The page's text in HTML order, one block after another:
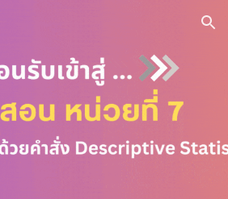
Skip to navigation